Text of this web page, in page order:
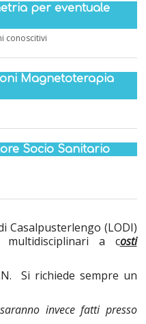
per eventuale
conoscitivi
Magnetoterapia
Socio Sanitario
Casalpusterlengo (LODI)
multidisciplinari a costi
Si richiede sempre un
invece fatti presso